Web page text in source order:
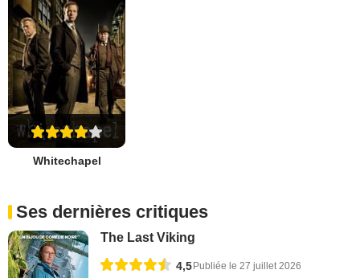
Whitechapel
Ses dernières critiques
The Last Viking
4,5 Publiée le 27 juillet 2026